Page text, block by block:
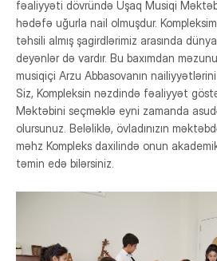
fəaliyyəti dövründə Uşaq Musiqi
hədəfə uğurla nail olmuşdur.
təhsili almış şagirdlərimiz arasında
deyənlər də vardır. Bu baxımdan
musiqiçi Arzu Abbasovanın
Siz, Kompleksin nəzdində fəaliyyət
Məktəbini seçməklə eyni zamanda
olursunuz. Beləliklə, övladınızın
məhz Kompleks daxilində onun
təmin edə bilərsiniz.